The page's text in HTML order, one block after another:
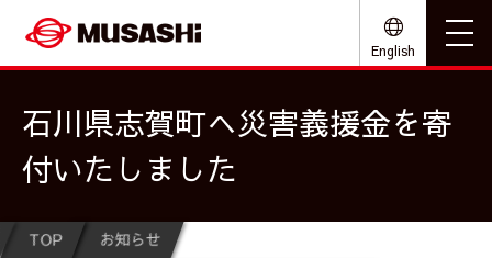
English
石川県志賀町へ災害義援金を寄
付いたしました
TOP
お知らせ